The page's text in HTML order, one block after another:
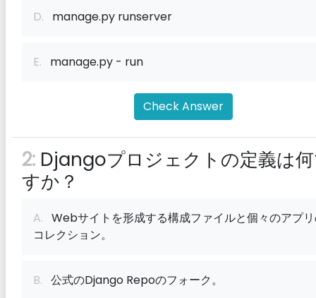
D. manage.py runserver
E. manage.py - run
Check Answer
2: Djangoプロジェクトの定義は
すか？
A. Webサイトを形成する構成ファイルと個々のアプ
コレクション。
B. 公式のDjango Repoのフォーク。